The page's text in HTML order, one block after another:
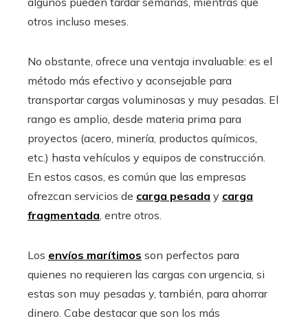
otros incluso meses.
No obstante, ofrece una ventaja invaluable: es el
método más efectivo y aconsejable para
transportar cargas voluminosas y muy pesadas. El
rango es amplio, desde materia prima para
proyectos (acero, minería, productos químicos,
etc.) hasta vehículos y equipos de construcción.
En estos casos, es común que las empresas
ofrezcan servicios de carga pesada y carga
fragmentada, entre otros.
Los envíos marítimos son perfectos para
quienes no requieren las cargas con urgencia, si
estas son muy pesadas y, también, para ahorrar
dinero. Cabe destacar que son los más